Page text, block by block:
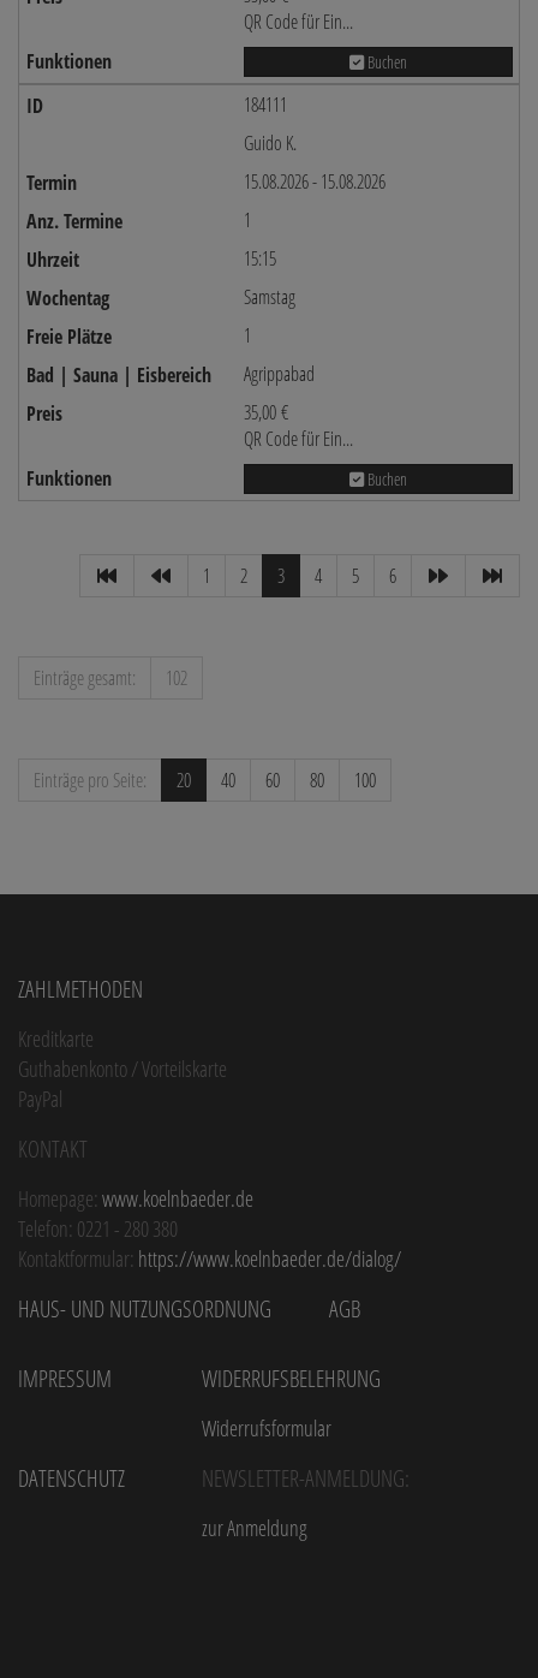
QR Code für Ein...
Buchen
184111
Guido K.
15.08.2026 - 15.08.2026
1
15:15
Samstag
1
Agrippabad
35,00 €
QR Code für Ein...
Buchen
1 2 3 4 5 6
Einträge gesamt: 102
Einträge pro Seite: 20 40 60 80 100
Zahlmethoden
Kreditkarte
Guthabenkonto / Vorteilskarte
PayPal
Kontakt
Homepage: www.koelnbaeder.de
Telefon: 0221 - 280 380
Kontaktformular: https://www.koelnbaeder.de/dialog/
Haus- und Nutzungsordnung AGB
Impressum Widerrufsbelehrung
Widerrufsformular
Datenschutz Newsletter-Anmeldung:
zur Anmeldung